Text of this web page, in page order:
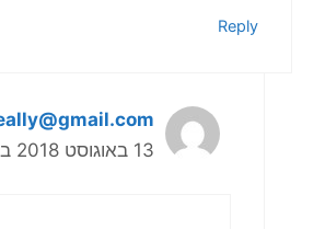
Reply
13 באוגוסט 2018 בשעה 14:52